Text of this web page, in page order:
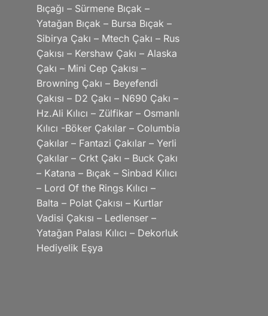
Bıçağı – Sürmene Bıçak –
Yatağan Bıçak – Bursa Bıçak –
Sibirya Çakı – Mtech Çakı – Rus
Çakısı – Kershaw Çakı – Alaska
Çakı – Mini Cep Çakısı –
Browning Çakı – Beyefendi
Çakısı – D2 Çakı – N690 Çakı –
Hz.Ali Kılıcı – Zülfikar – Osmanlı
Kılıcı -Böker Çakılar – Columbia
Çakılar – Fantazi Çakılar – Yerli
Çakılar – Crkt Çakı – Buck Çakı
– Katana – Bıçak – Sinbad Kılıcı
– Lord Of the Rings Kılıcı –
Balta – Polat Çakısı – Kurtlar
Vadisi Çakısı – Ledlenser –
Yatağan Palası Kılıcı – Dekorluk
Hediyelik Eşya